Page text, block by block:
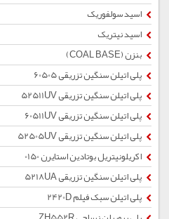
اسید سولفوریک
اسید نیتریک
بنزن (COAL BASE)
پلی اتیلن سنگین تزریقی 60505
پلی اتیلن سنگین تزریقی 52511UV
پلی اتیلن سنگین تزریقی 60511UV
پلی اتیلن سنگین تزریقی 52505UV
اکریلونیتریل بوتادین استایرن 0150
پلی اتیلن سنگین تزریقی 5218UA
پلی اتیلن سبک فیلم 2420D